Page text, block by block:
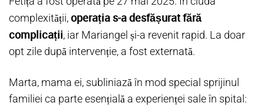
complexității,operația s-a desfășurat fără
complicații, iar Mariangel și-a revenit rapid. La doar
opt zile după intervenție, a fost externată.
Marta, mama ei, subliniază în mod special sprijinul
familiei ca parte esențială a experienței sale în spital: